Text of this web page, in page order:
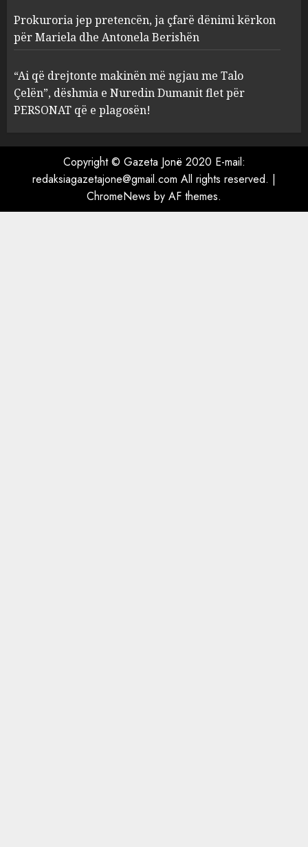
4
Prokuroria jep pretencën, ja
çfarë dënimi kërkon për
Berishën
MARCH 25, 2025
ngjau me Talo Çelën”,
dëshmia e Nuredin Dumanit
flet për PERSONAT që e
plagosën!
Prokuroria jep pretencën, ja çfarë dënimi kërkon
për Mariela dhe Antonela Berishën
“Ai që drejtonte makinën më ngjau me Talo
Çelën”, dëshmia e Nuredin Dumanit flet për
PERSONAT që e plagosën!
Copyright © Gazeta Jonë 2020 E-mail:
redaksiagazetajone@gmail.com All rights reserved. |
ChromeNews by AF themes.